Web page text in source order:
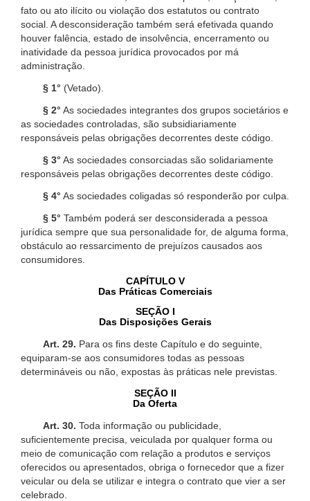
fato ou ato ilícito ou violação dos estatutos ou contrato
social. A desconsideração também será efetivada quando
houver falência, estado de insolvência, encerramento ou
inatividade da pessoa jurídica provocados por má
administração.
§ 1° (Vetado).
§ 2° As sociedades integrantes dos grupos societários e
as sociedades controladas, são subsidiariamente
responsáveis pelas obrigações decorrentes deste código.
§ 3° As sociedades consorciadas são solidariamente
responsáveis pelas obrigações decorrentes deste código.
§ 4° As sociedades coligadas só responderão por culpa.
§ 5° Também poderá ser desconsiderada a pessoa
jurídica sempre que sua personalidade for, de alguma forma,
obstáculo ao ressarcimento de prejuízos causados aos
consumidores.
CAPÍTULO V
Das Práticas Comerciais
SEÇÃO I
Das Disposições Gerais
Art. 29. Para os fins deste Capítulo e do seguinte,
equiparam-se aos consumidores todas as pessoas
determináveis ou não, expostas às práticas nele previstas.
SEÇÃO II
Da Oferta
Art. 30. Toda informação ou publicidade,
suficientemente precisa, veiculada por qualquer forma ou
meio de comunicação com relação a produtos e serviços
oferecidos ou apresentados, obriga o fornecedor que a fizer
veicular ou dela se utilizar e integra o contrato que vier a ser
celebrado.